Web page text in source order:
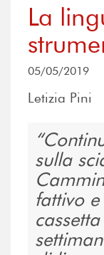
La
05/05/2019
Letizia Pini
sulla
fattivo